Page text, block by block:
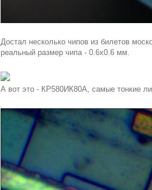
Достал несколько чипов из билетов
реальный размер чипа - 0.6x0.6 мм.
А вот это - КР580ИК80А, самые тонкие